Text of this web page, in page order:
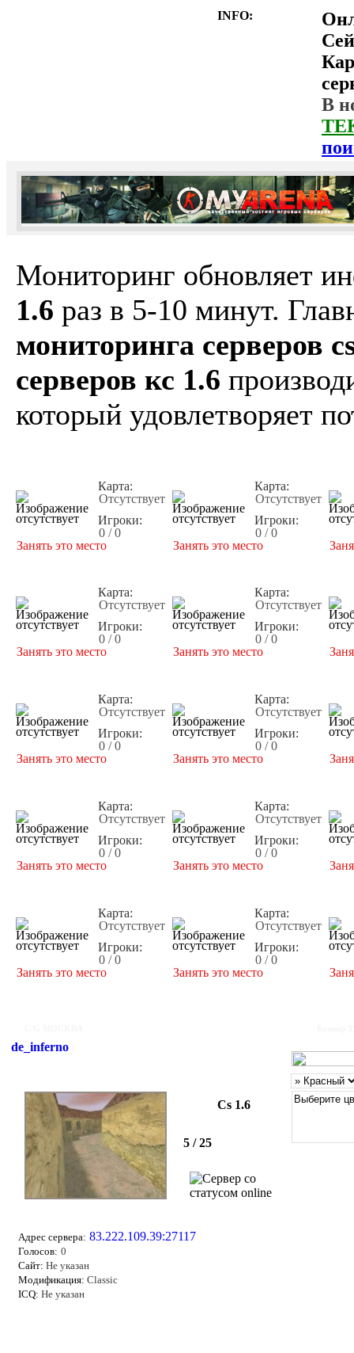
INFO:
В
Мониторинг обновляет
1.6 раз в 5-10 минут.
мониторинга серверов
серверов кс 1.6
который удовлетворяет
Карта:
Отсутствует
Игроки:
0 / 0
Занять это место
Карта:
Отсутствует
Игроки:
0 / 0
Занять это место
Карта:
Отсутствует
Игроки:
0 / 0
Занять это место
Карта:
Отсутствует
Игроки:
0 / 0
Занять это место
Карта:
Отсутствует
Игроки:
0 / 0
Занять это место
Карта:
Отсутствует
Игроки:
0 / 0
Занять это место
Карта:
Отсутствует
Игроки:
0 / 0
Занять это место
Карта:
Отсутствует
Игроки:
0 / 0
Занять это место
Карта:
Отсутствует
Игроки:
0 / 0
Занять это место
Карта:
Отсутствует
Игроки:
0 / 0
Занять это место
de_inferno
Cs 1.6
5 / 25
Адрес сервера: 83.222.109.39:27117
Голосов: 0
Сайт: Не указан
Модификация: Classic
ICQ: Не указан